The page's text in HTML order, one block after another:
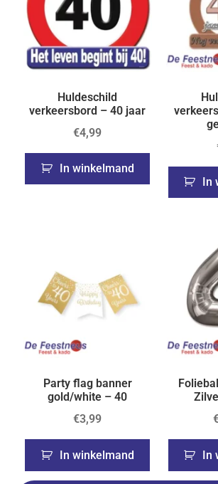
Huldeschild
verkeersbord – 40 jaar
€4,99
In winkelmand
In
Party flag banner
gold/white – 40
€3,99
In winkelmand In